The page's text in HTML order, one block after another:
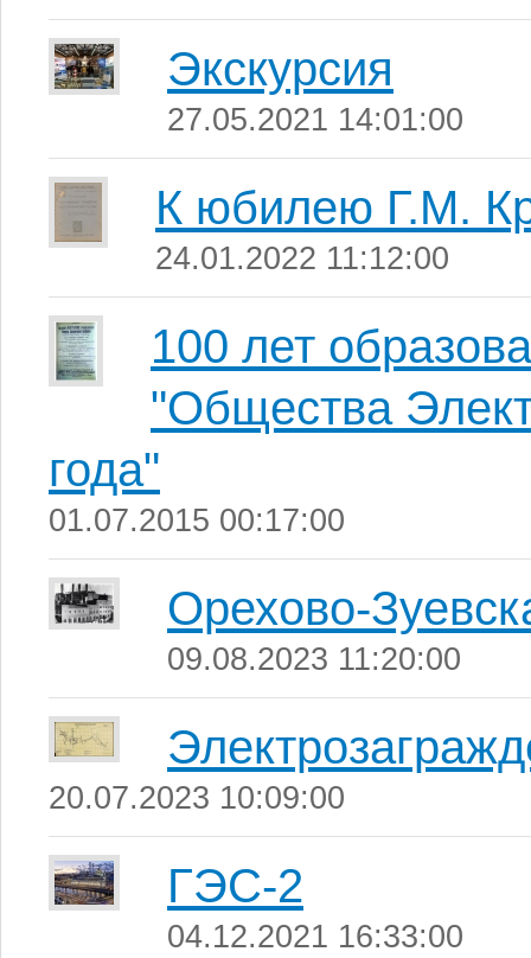
Экскурсия
27.05.2021 14:01:00
К юбилею Г.М.
24.01.2022 11:12:00
100 лет
"Общества
года"
01.07.2015 00:17:00
Орехово-
09.08.2023 11:20:00
20.07.2023 10:09:00
ГЭС-2
04.12.2021 16:33:00